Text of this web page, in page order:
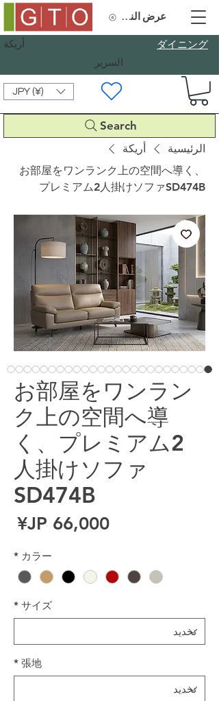
أريكة
​ダイニング
السرير
JPY (¥)
Search
عرض النقاط
الرئيسية
أريكة
お部屋をワンランク上の空間へ導く、
プレミアム2人掛けソファSD474B
お部屋をワンラン
ク上の空間へ導
く、プレミアム2
人掛けソファ
SD474B
カラー
*
サイズ
*
張地
*